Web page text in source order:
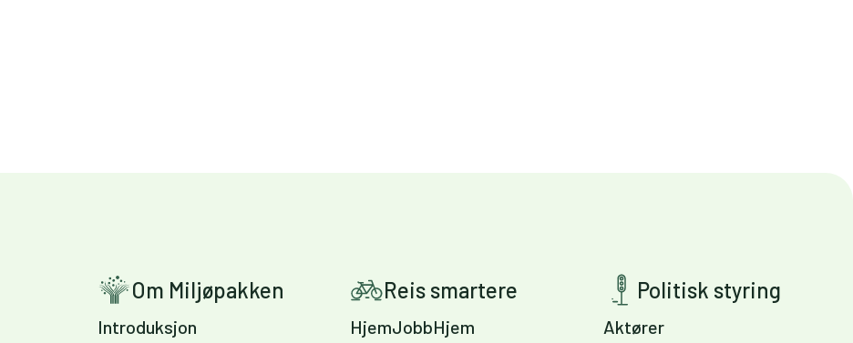
Om Miljøpakken
Introduksjon
Reis smartere
HjemJobbHjem
Politisk styring
Aktører